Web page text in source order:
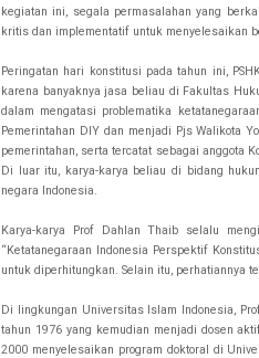
kegiatan ini, segala permasalahan yang
kritis dan implementatif untuk menyelesaikan
Peringatan hari konstitusi pada tahun ini,
karena banyaknya jasa beliau di Fakultas
dalam mengatasi problematika
Pemerintahan DIY dan menjadi Pjs Walikota
pemerintahan, serta tercatat sebagai anggota
Di luar itu, karya-karya beliau di bidang
negara Indonesia.
Karya-karya Prof Dahlan Thaib selalu
“Ketatanegaraan Indonesia Perspektif
untuk diperhitungkan. Selain itu, perhatiannya
Di lingkungan Universitas Islam Indonesia,
tahun 1976 yang kemudian menjadi dosen
2000 menyelesaikan program doktoral di